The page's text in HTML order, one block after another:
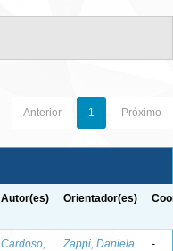
Anterior 1 Próximo
Autor(es) Orientador(es)
Cardoso,
Zappi, Daniela
-